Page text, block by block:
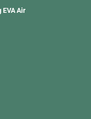
Air